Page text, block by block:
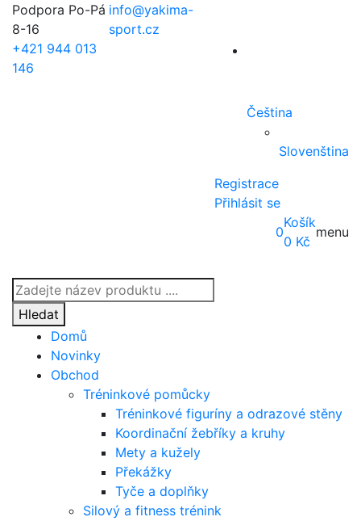
Podpora Po-Pá
8-16
+421 944 013
146
info@yakima-
sport.cz
Čeština
Slovenština
Registrace
Přihlásit se
Products
search
Hledat
0
Košík
0 Kč
menu
Domů
Novinky
Obchod
Tréninkové pomůcky
Tréninkové figuríny a odrazové stěny
Koordinační žebříky a kruhy
Mety a kužely
Překážky
Tyče a doplňky
Silový a fitness trénink